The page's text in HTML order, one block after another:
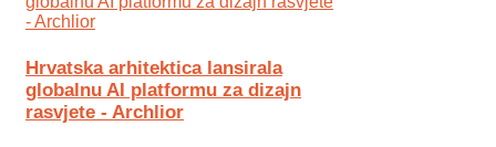
Hrvatska arhitektica lansirala
globalnu AI platformu za dizajn
rasvjete - Archlior